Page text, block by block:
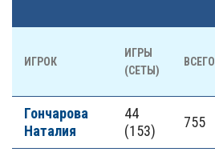
ИГРОК
ИГРЫ
(СЕТЫ)
ВСЕГО
Гончарова
Наталия
44
(153)
755